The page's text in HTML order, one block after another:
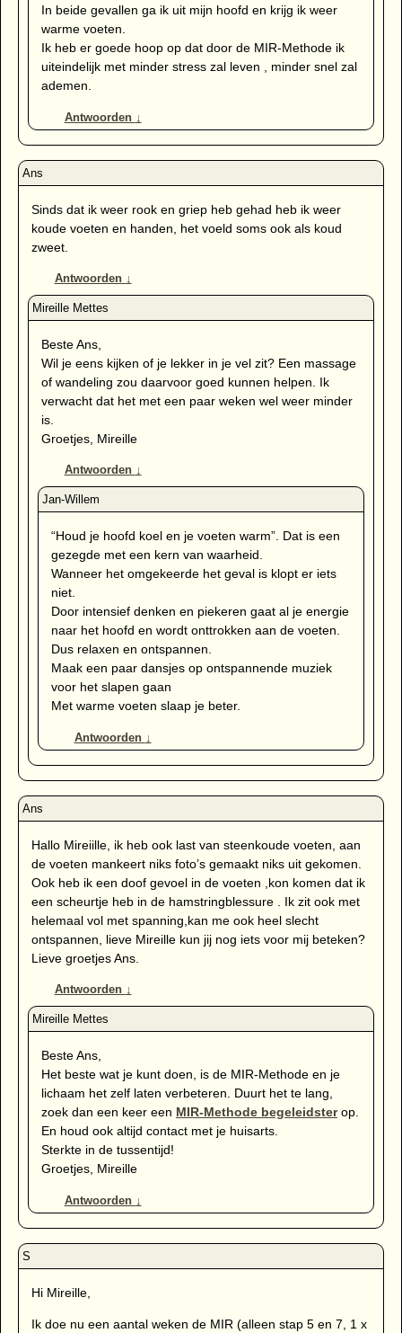
In beide gevallen ga ik uit mijn hoofd en krijg ik weer
warme voeten.
Ik heb er goede hoop op dat door de MIR-Methode ik
uiteindelijk met minder stress zal leven , minder snel zal
ademen.
Antwoorden ↓
Sinds dat ik weer rook en griep heb gehad heb ik weer
koude voeten en handen, het voeld soms ook als koud
zweet.
Antwoorden ↓
Beste Ans,
Wil je eens kijken of je lekker in je vel zit? Een massage
of wandeling zou daarvoor goed kunnen helpen. Ik
verwacht dat het met een paar weken wel weer minder
is.
Groetjes, Mireille
Antwoorden ↓
“Houd je hoofd koel en je voeten warm”. Dat is een
gezegde met een kern van waarheid.
Wanneer het omgekeerde het geval is klopt er iets
niet.
Door intensief denken en piekeren gaat al je energie
naar het hoofd en wordt onttrokken aan de voeten.
Dus relaxen en ontspannen.
Maak een paar dansjes op ontspannende muziek
voor het slapen gaan
Met warme voeten slaap je beter.
Antwoorden ↓
Hallo Mireiille, ik heb ook last van steenkoude voeten, aan
de voeten mankeert niks foto’s gemaakt niks uit gekomen.
Ook heb ik een doof gevoel in de voeten ,kon komen dat ik
een scheurtje heb in de hamstringblessure . Ik zit ook met
helemaal vol met spanning,kan me ook heel slecht
ontspannen, lieve Mireille kun jij nog iets voor mij beteken?
Lieve groetjes Ans.
Antwoorden ↓
Beste Ans,
Het beste wat je kunt doen, is de MIR-Methode en je
lichaam het zelf laten verbeteren. Duurt het te lang,
zoek dan een keer een MIR-Methode begeleidsterop.
En houd ook altijd contact met je huisarts.
Sterkte in de tussentijd!
Groetjes, Mireille
Antwoorden ↓
Hi Mireille,
Ik doe nu een aantal weken de MIR (alleen stap 5 en 7, 1 x